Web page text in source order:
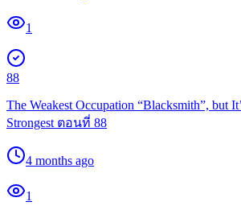
1
88
The Weakest Occupation “Blacksmith”, but
Strongest ตอนที่ 88
4 months ago
1